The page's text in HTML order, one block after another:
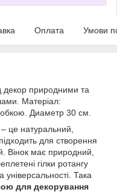
Оплата Умови
декор природними та
Матеріал:
Диаметр 30 см.
– це натуральний,
для створення
Вінок має природний,
гілки ротангу
Така
для декорування